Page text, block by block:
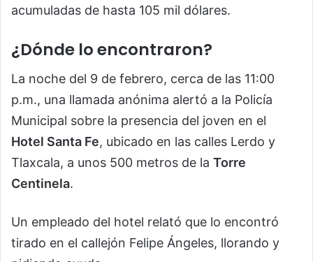
acumuladas de hasta 105 mil dólares.
¿Dónde lo encontraron?
La noche del 9 de febrero, cerca de las 11:00
p.m., una llamada anónima alertó a la Policía
Municipal sobre la presencia del joven en el
Hotel Santa Fe, ubicado en las calles Lerdo y
Tlaxcala, a unos 500 metros de la Torre
Centinela.
Un empleado del hotel relató que lo encontró
tirado en el callejón Felipe Ángeles, llorando y